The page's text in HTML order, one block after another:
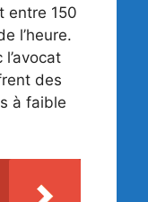
entre 150
l’heure.
des
à faible